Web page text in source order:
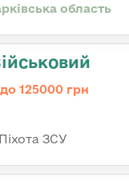
область
125000 грн
ЗСУ